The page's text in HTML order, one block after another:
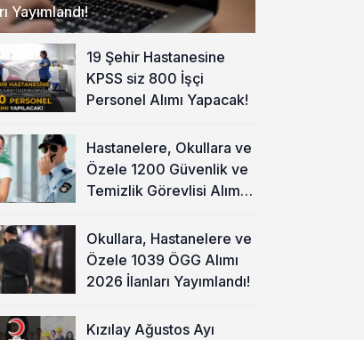
Yayımlandı!
19 Şehir Hastanesine
KPSS siz 800 İşçi
Personel Alımı Yapacak!
Hastanelere, Okullara ve
Özele 1200 Güvenlik ve
Temizlik Görevlisi Alımı
Okullara, Hastanelere ve
Özele 1039 ÖGG Alımı
2026 İlanları Yayımlandı!
Kızılay Ağustos Ayı